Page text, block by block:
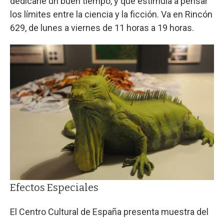
los límites entre la ciencia y la ficción. Va en Rincón
629, de lunes a viernes de 11 horas a 19 horas.
Efectos Especiales
El Centro Cultural de España presenta muestra del